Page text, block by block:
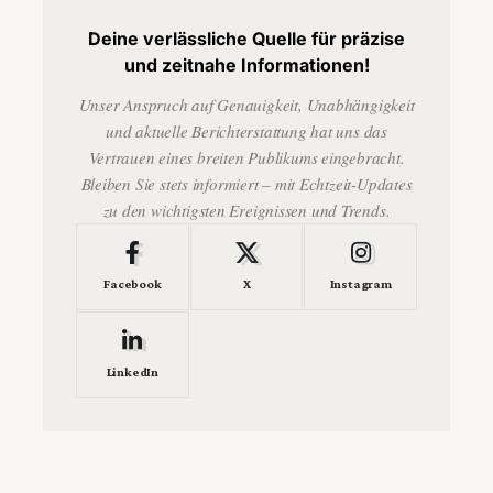
Deine verlässliche Quelle für präzise
und zeitnahe Informationen!
Unser Anspruch auf Genauigkeit, Unabhängigkeit
und aktuelle Berichterstattung hat uns das
Vertrauen eines breiten Publikums eingebracht.
Bleiben Sie stets informiert – mit Echtzeit-Updates
zu den wichtigsten Ereignissen und Trends.
Facebook X Instagram
LinkedIn